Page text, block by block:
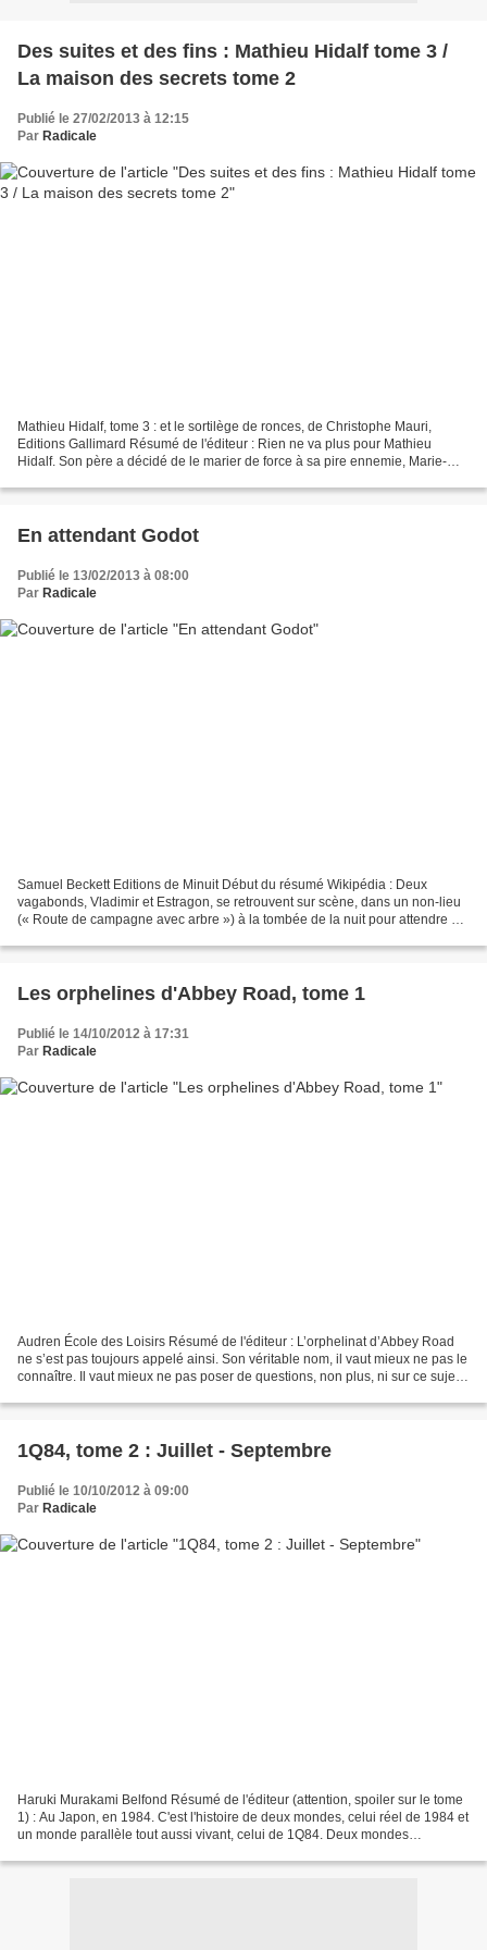
Des suites et des fins : Mathieu Hidalf tome 3 /
La maison des secrets tome 2
Publié le 27/02/2013 à 12:15
Par Radicale
Mathieu Hidalf, tome 3 : et le sortilège de ronces, de Christophe Mauri,
Editions Gallimard Résumé de l'éditeur : Rien ne va plus pour Mathieu
Hidalf. Son père a décidé de le marier de force à sa pire ennemie, Marie-
En attendant Godot
Publié le 13/02/2013 à 08:00
Par Radicale
Samuel Beckett Editions de Minuit Début du résumé Wikipédia : Deux
vagabonds, Vladimir et Estragon, se retrouvent sur scène, dans un non-lieu
(« Route de campagne avec arbre ») à la tombée de la nuit pour attendre «
Les orphelines d'Abbey Road, tome 1
Publié le 14/10/2012 à 17:31
Par Radicale
Audren École des Loisirs Résumé de l'éditeur : L’orphelinat d’Abbey Road
ne s’est pas toujours appelé ainsi. Son véritable nom, il vaut mieux ne pas le
connaître. Il vaut mieux ne pas poser de questions, non plus, ni sur ce sujet
1Q84, tome 2 : Juillet - Septembre
Publié le 10/10/2012 à 09:00
Par Radicale
Haruki Murakami Belfond Résumé de l'éditeur (attention, spoiler sur le tome
1) : Au Japon, en 1984. C'est l'histoire de deux mondes, celui réel de 1984 et
un monde parallèle tout aussi vivant, celui de 1Q84. Deux mondes